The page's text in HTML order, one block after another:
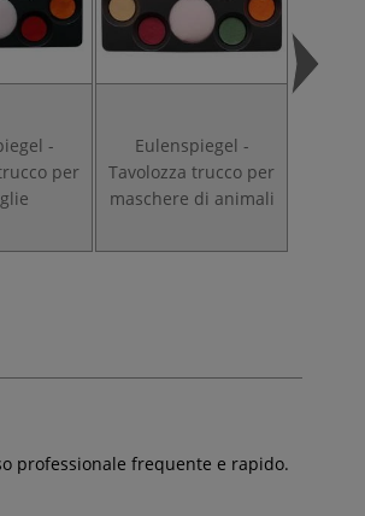
-
per
Eulenspiegel -
Tavolozza trucco per
maschere di animali
professionale frequente e rapido.